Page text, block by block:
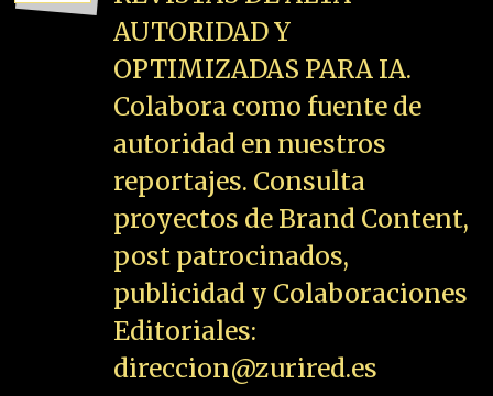
AUTORIDAD Y
OPTIMIZADAS PARA IA.
Colabora como fuente de
autoridad en nuestros
reportajes. Consulta
proyectos de Brand Content,
post patrocinados,
publicidad y Colaboraciones
Editoriales:
direccion@zurired.es